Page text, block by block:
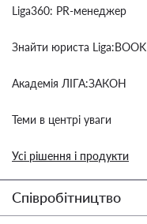
Liga360: PR-менеджер
Знайти юриста Liga:BOOK
Академія ЛІГА:ЗАКОН
Теми в центрі уваги
Усі рішення і продукти
Співробітництво